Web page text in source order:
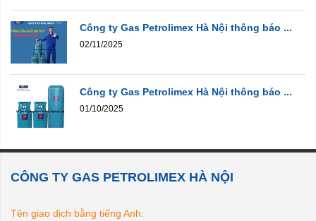
Công ty Gas Petrolimex Hà Nội thông báo ...
02/11/2025
Công ty Gas Petrolimex Hà Nội thông báo ...
01/10/2025
CÔNG TY GAS PETROLIMEX HÀ NỘI
Tên giao dịch bằng tiếng Anh: